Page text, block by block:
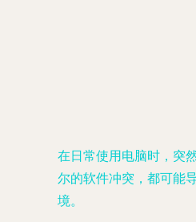
在日常使用电脑时，突
尔的软件冲突，都可能
境。